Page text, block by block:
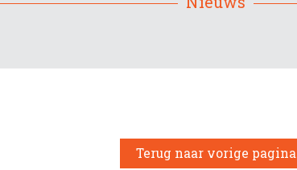
Terug naar vorige pagina